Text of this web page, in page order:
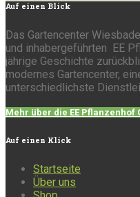
Auf einen Blick
Das Gartencenter
und inhabergeführten EE
jährige Geschichte
modernes Gartencenter,
unterschiedlichste
Mehr über die EE Pflanzenhof
Auf einen Klick
Startseite
Über uns